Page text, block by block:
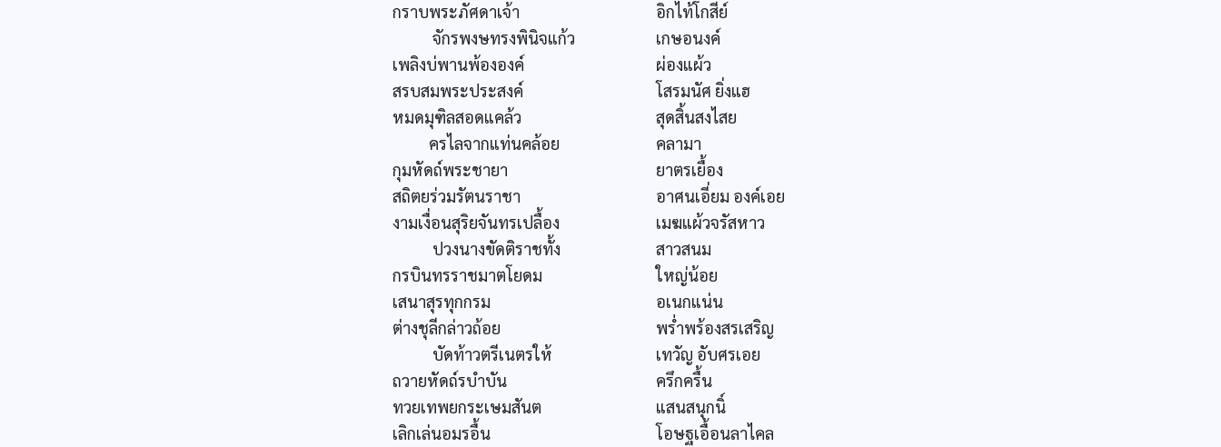
กราบพระภัศดาเจ้า
อิกไท้โกสีย์
จักรพงษทรงพินิจแก้ว
เกษอนงค์
เพลิงบ่พานพ้ององค์
ผ่องแผ้ว
สรบสมพระประสงค์
โสรมนัศ ยิ่งแฮ
หมดมุฑิลสอดแคล้ว
สุดสิ้นสงไสย
ครไลจากแท่นคล้อย
คลามา
กุมหัดถ์พระชายา
ยาตรเยื้อง
สถิตยร่วมรัตนราชา
อาศนเอี่ยม องค์เอย
งามเงื่อนสุริยจันทรเปลื้อง
เมฆแผ้วจรัสหาว
ปวงนางขัดติราชทั้ง
สาวสนม
กรบินทรราชมาตโยดม
ใหญ่น้อย
เสนาสุรทุกกรม
อเนกแน่น
ต่างชุลีกล่าวถ้อย
พร่ำพร้องสรเสริญ
บัดท้าวตรีเนตรให้
เทวัญ อับศรเอย
ถวายหัดถ์รบำบัน
ครึกครื้น
ทวยเทพยกระเษมสันต
แสนสนุกนิ์
เลิกเล่นอมรอื้น
โอษฐเอื้อนลาไคล